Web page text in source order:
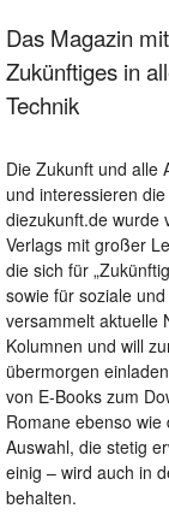
Das Magazin
Zukünftiges in
Technik
Die Zukunft und alle
und interessieren
diezukunft.de wurde
Verlags mit großer
die sich für
sowie für soziale
versammelt aktuelle
Kolumnen und will
übermorgen
von E-Books zum
Romane ebenso
Auswahl, die stetig
einig – wird auch in
behalten.